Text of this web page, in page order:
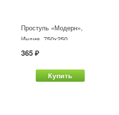
Проступь «Модерн»,
Индия, 750x250
365 ₽
Купить